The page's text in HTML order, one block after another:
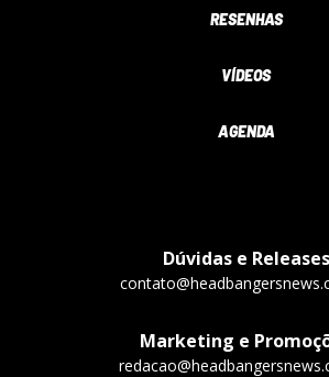
RESENHAS
VÍDEOS
AGENDA
Dúvidas e Releases
Marketing e